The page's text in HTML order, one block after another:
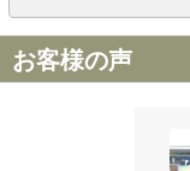
お客様の声